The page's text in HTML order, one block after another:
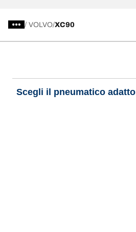
/ VOLVO XC90
Scegli il pneumatico adatto